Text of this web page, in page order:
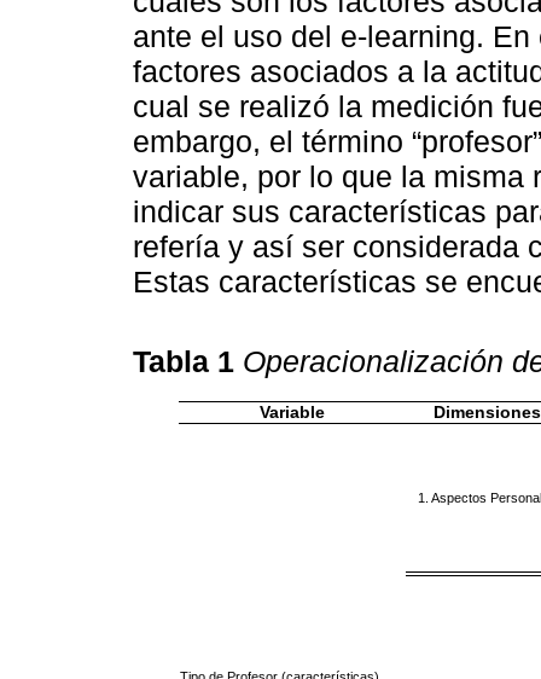
ante el uso del e-learning.
factores asociados a la
cual se realizó la medición
embargo, el término
variable, por lo que la misma
indicar sus características
refería y así ser considerada
Estas características se
Tabla 1 Operacionalización
Variable Dimensiones
1. Aspectos